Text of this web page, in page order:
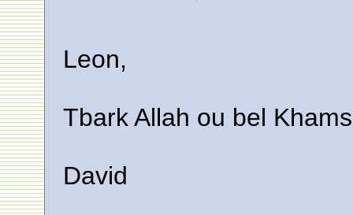
Leon,
Tbark Allah ou bel
David